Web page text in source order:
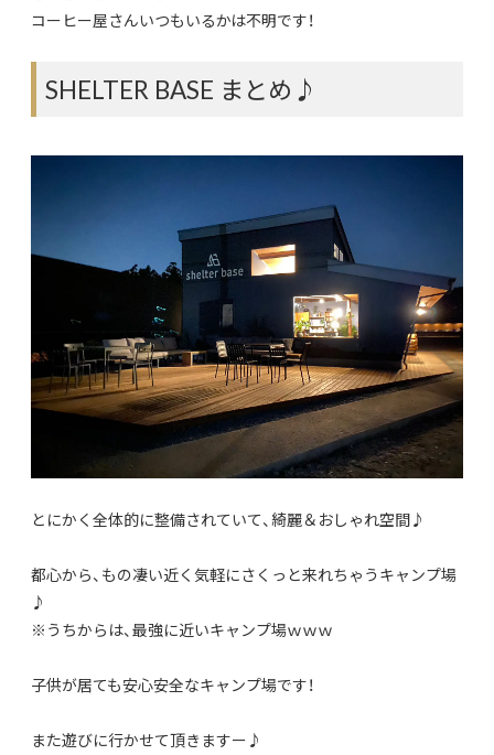
コーヒー屋さんいつもいるかは不明です！
SHELTER BASE まとめ♪
とにかく全体的に整備されていて、綺麗＆おしゃれ空間♪
都心から、もの凄い近く気軽にさくっと来れちゃうキャンプ場
♪
※うちからは、最強に近いキャンプ場ｗｗｗ
子供が居ても安心安全なキャンプ場です！
また遊びに行かせて頂きますー♪